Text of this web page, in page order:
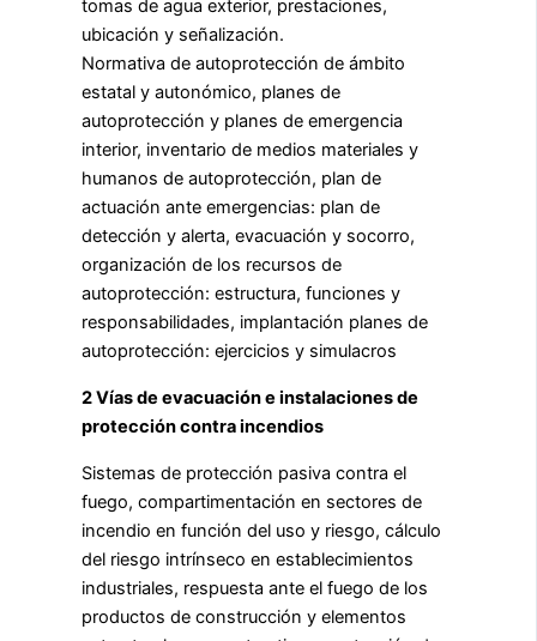
tomas de agua exterior, prestaciones,
ubicación y señalización.
Normativa de autoprotección de ámbito
estatal y autonómico, planes de
autoprotección y planes de emergencia
interior, inventario de medios materiales y
humanos de autoprotección, plan de
actuación ante emergencias: plan de
detección y alerta, evacuación y socorro,
organización de los recursos de
autoprotección: estructura, funciones y
responsabilidades, implantación planes de
autoprotección: ejercicios y simulacros
2 Vías de evacuación e instalaciones de
protección contra incendios
Sistemas de protección pasiva contra el
fuego, compartimentación en sectores de
incendio en función del uso y riesgo, cálculo
del riesgo intrínseco en establecimientos
industriales, respuesta ante el fuego de los
productos de construcción y elementos